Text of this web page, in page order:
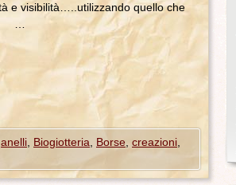
e visibilità…..utilizzando quello che
anelli Biogiotteria Borse creazioni